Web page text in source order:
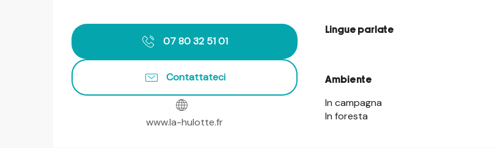
07 80 32 51 01
Contattateci
www.la-hulotte.fr
Lingue parlate
Lingue parlate
Ambiente
Ambiente
In campagna
In foresta